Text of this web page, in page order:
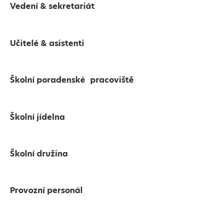
Vedení & sekretariát
Učitelé & asistenti
Školní poradenské pracoviště
Školní jídelna
Školní družina
Provozní personál